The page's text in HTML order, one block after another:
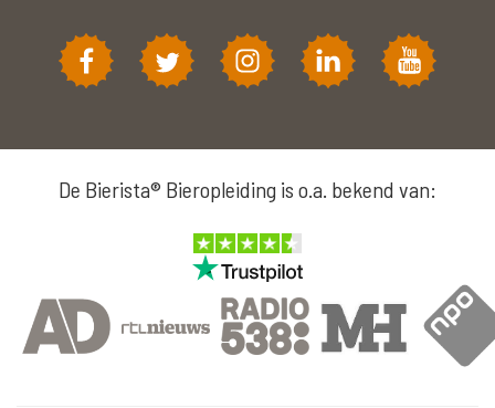
De Bierista® Bieropleiding is o.a. bekend van: